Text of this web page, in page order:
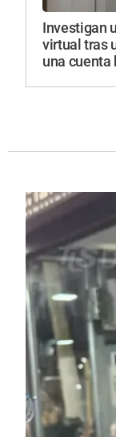
Investigan
virtual tras
una cuenta